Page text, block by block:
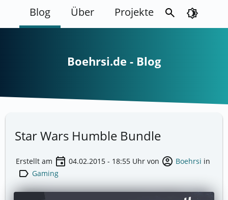
Blog Über Projekte search brightness_4
Boehrsi.de - Blog
Star Wars Humble Bundle
Erstellt am event 04.02.2015 - 18:55 Uhr von account_circle Boehrsi in
label Gaming